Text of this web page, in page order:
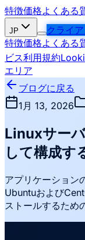
特徴価格よくある
JP クライ
特徴価格よくある
ビス利用規約
エリア
ブログに戻る
1月 13, 2026
Linuxサー
して構成す
アプリケーション
Ubuntuおよび
ストールするため